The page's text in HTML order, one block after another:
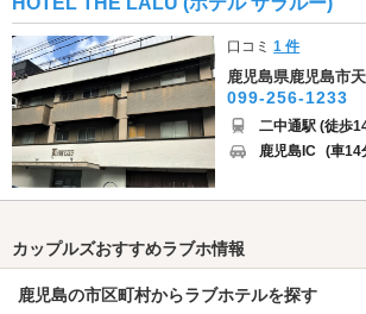
口コミ1 件
鹿児島県鹿児島市
099-256-1233
二中通駅 (徒歩
鹿児島IC (車14
カップルズおすすめラブホ情報
鹿児島の市区町村からラブホテルを探す